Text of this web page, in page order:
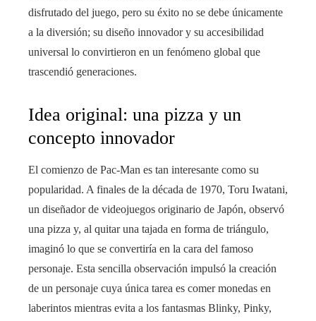
disfrutado del juego, pero su éxito no se debe únicamente
a la diversión; su diseño innovador y su accesibilidad
universal lo convirtieron en un fenómeno global que
trascendió generaciones.
Idea original: una pizza y un
concepto innovador
El comienzo de Pac-Man es tan interesante como su
popularidad. A finales de la década de 1970, Toru Iwatani,
un diseñador de videojuegos originario de Japón, observó
una pizza y, al quitar una tajada en forma de triángulo,
imaginó lo que se convertiría en la cara del famoso
personaje. Esta sencilla observación impulsó la creación
de un personaje cuya única tarea es comer monedas en
laberintos mientras evita a los fantasmas Blinky, Pinky,